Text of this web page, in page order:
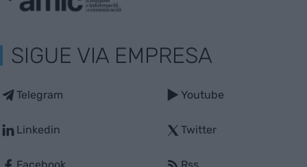
SIGUE VIA EMPRESA
Telegram
Linkedin
Youtube
Twitter